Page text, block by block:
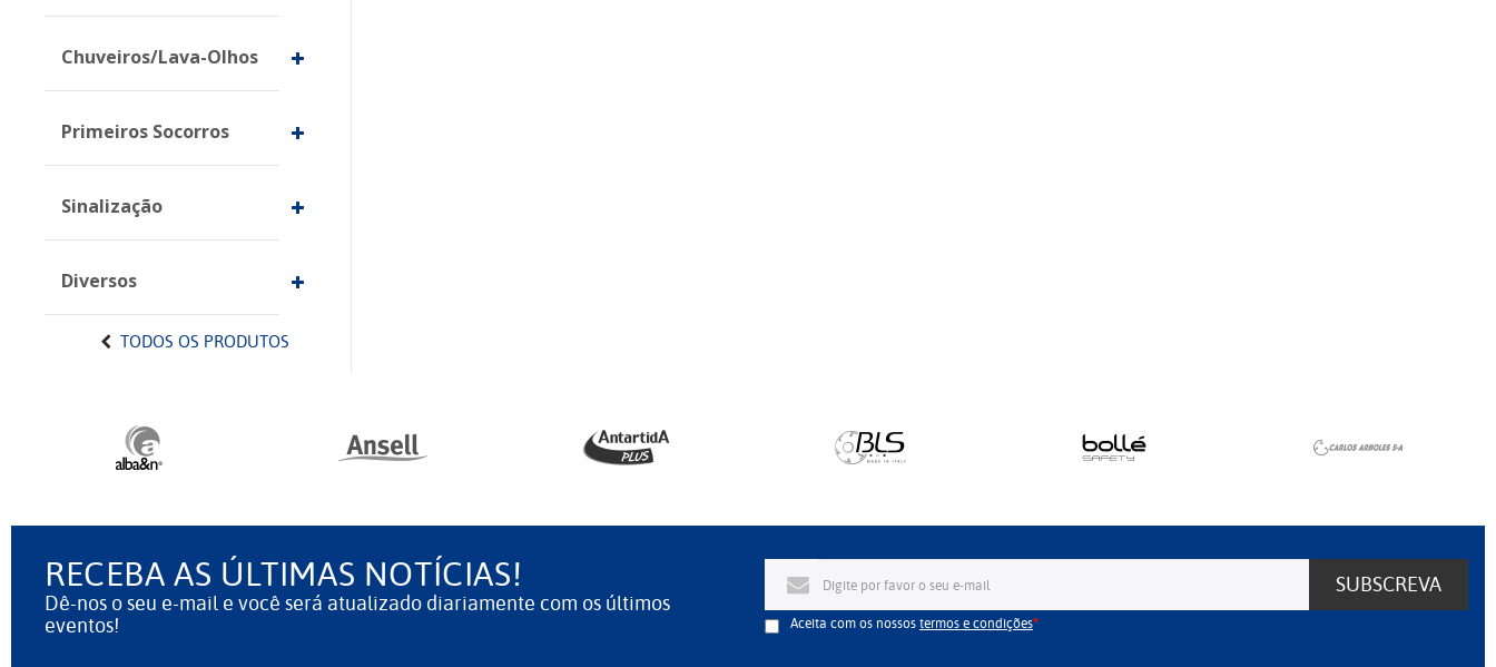
Chuveiros/Lava-Olhos
Primeiros Socorros
Sinalização
Diversos
TODOS OS PRODUTOS
RECEBA AS ÚLTIMAS NOTÍCIAS!
Dê-nos o seu e-mail e você será atualizado diariamente com os últimos
eventos!
SUBSCREVA
Aceita com os nossostermos e condições